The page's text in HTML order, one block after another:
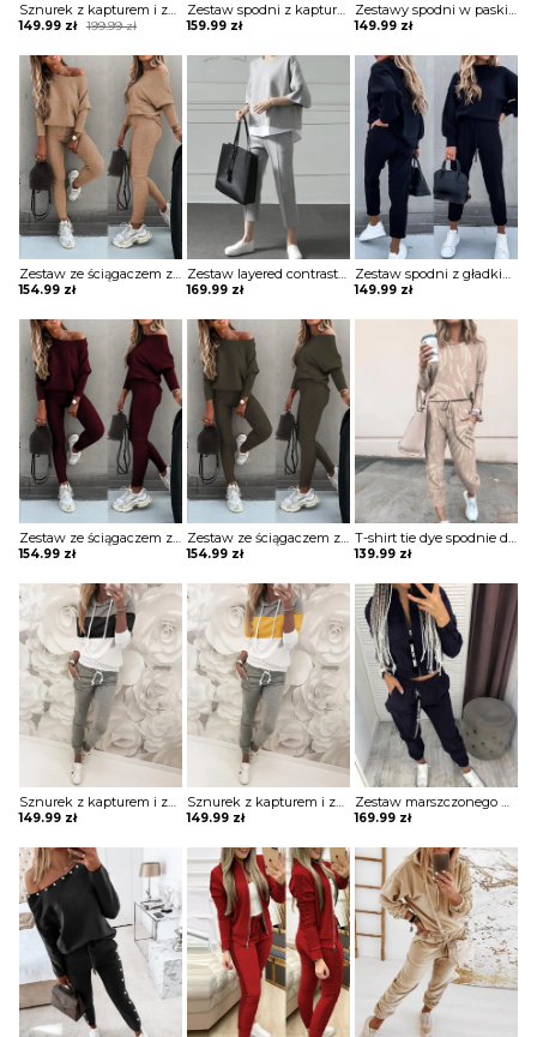
Sznurek z kapturem i zestawami colorblock komplet Sofiya
199.99zł
Original
was:
199.99 zł.
149.99 zł
Current
is:
149.99 zł.
Zestaw spodni z kapturem i kieszeniami nadrukiem w literę komplet Bilke
159.99 zł
Zestawy spodni w paski top & colorblock z nadrukiem ust komplet Etti
149.99 zł
Zestaw ze ściągaczem z długim rękawem i wysokim stanem komplet Merel
154.99 zł
Zestaw layered contrast top & pants komplet Selwa
169.99 zł
Zestaw spodni z gładkimi rękawami latarniowymi i kieszeniami ze sznurkiem komplet Zacharoula
149.99 zł
Zestaw ze ściągaczem z długim rękawem i wysokim stanem komplet Merel
154.99 zł
Zestaw ze ściągaczem z długim rękawem i wysokim stanem komplet Merel
154.99 zł
T-shirt tie dye spodnie dwuczęściowe homewear komplet Jolantha
139.99 zł
Sznurek z kapturem i zestawami colorblock komplet Sofiya
149.99 zł
Sznurek z kapturem i zestawami colorblock komplet Sofiya
149.99 zł
Zestaw marszczonego płaszcza i spodni cargo z kieszeniami na zamek błyskawiczny komplet Ezzelina
169.99 zł